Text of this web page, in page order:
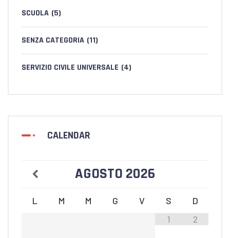
SCUOLA (5)
SENZA CATEGORIA (11)
SERVIZIO CIVILE UNIVERSALE (4)
CALENDAR
AGOSTO 2026
L M M G V S
D
1
2